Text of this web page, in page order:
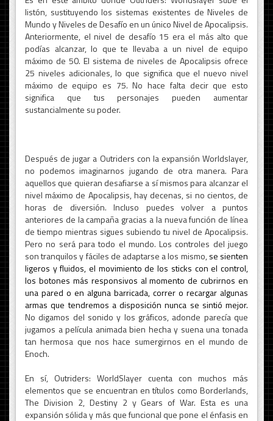
listón, sustituyendo los sistemas existentes de Niveles de
Mundo y Niveles de Desafío en un único Nivel de Apocalipsis.
Anteriormente, el nivel de desafío 15 era el más alto que
podías alcanzar, lo que te llevaba a un nivel de equipo
máximo de 50. El sistema de niveles de Apocalipsis ofrece
25 niveles adicionales, lo que significa que el nuevo nivel
máximo de equipo es 75. No hace falta decir que esto
significa que tus personajes pueden aumentar
sustancialmente su poder.
Después de jugar a Outriders con la expansión Worldslayer,
no podemos imaginarnos jugando de otra manera. Para
aquellos que quieran desafiarse a sí mismos para alcanzar el
nivel máximo de Apocalipsis, hay decenas, si no cientos, de
horas de diversión. Incluso puedes volver a puntos
anteriores de la campaña gracias a la nueva función de línea
de tiempo mientras sigues subiendo tu nivel de Apocalipsis.
Pero no será para todo el mundo. Los controles del juego
son tranquilos y fáciles de adaptarse a los mismo,se sienten
ligeros y fluidos, el movimiento de los sticks con el control,
los botones más responsivos al momento de cubrirnos en
una pared o en alguna barricada, correr o recargar algunas
armas que tendremos a disposición nunca se sintió mejor.
No digamos del sonido y los gráficos, adonde parecía que
jugamos a película animada bien hecha y suena una tonada
tan hermosa que nos hace sumergirnos en el mundo de
Enoch.
En sí, Outriders: WorldSlayer cuenta con muchos más
elementos que se encuentran en títulos como Borderlands,
The Division 2, Destiny 2 y Gears of War. Esta es una
expansión sólida y más que funcional que pone el énfasis en